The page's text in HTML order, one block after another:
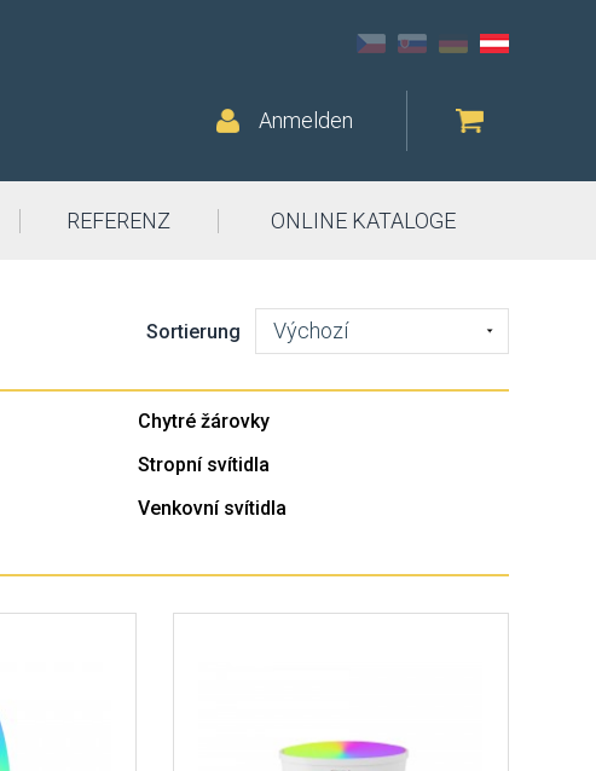
Anmelden
REFERENZ ONLINE KATALOGE
Sortierung Výchozí
Chytré žárovky
Stropní svítidla
Venkovní svítidla